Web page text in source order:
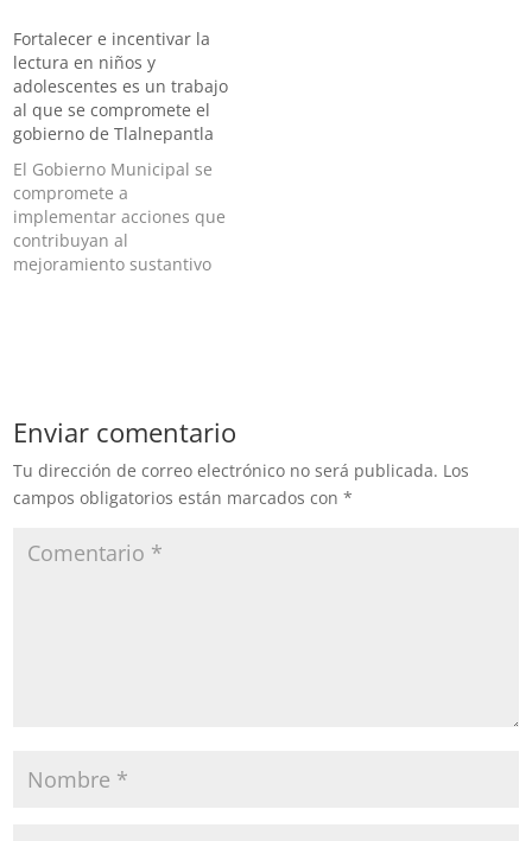
Fortalecer e incentivar la
lectura en niños y
adolescentes es un trabajo
al que se compromete el
gobierno de Tlalnepantla
El Gobierno Municipal se
compromete a
implementar acciones que
contribuyan al
mejoramiento sustantivo
importancia de la lectura
en niñas y niños,…
Enviar comentario
Tu dirección de correo electrónico no será publicada. Los
campos obligatorios están marcados con*